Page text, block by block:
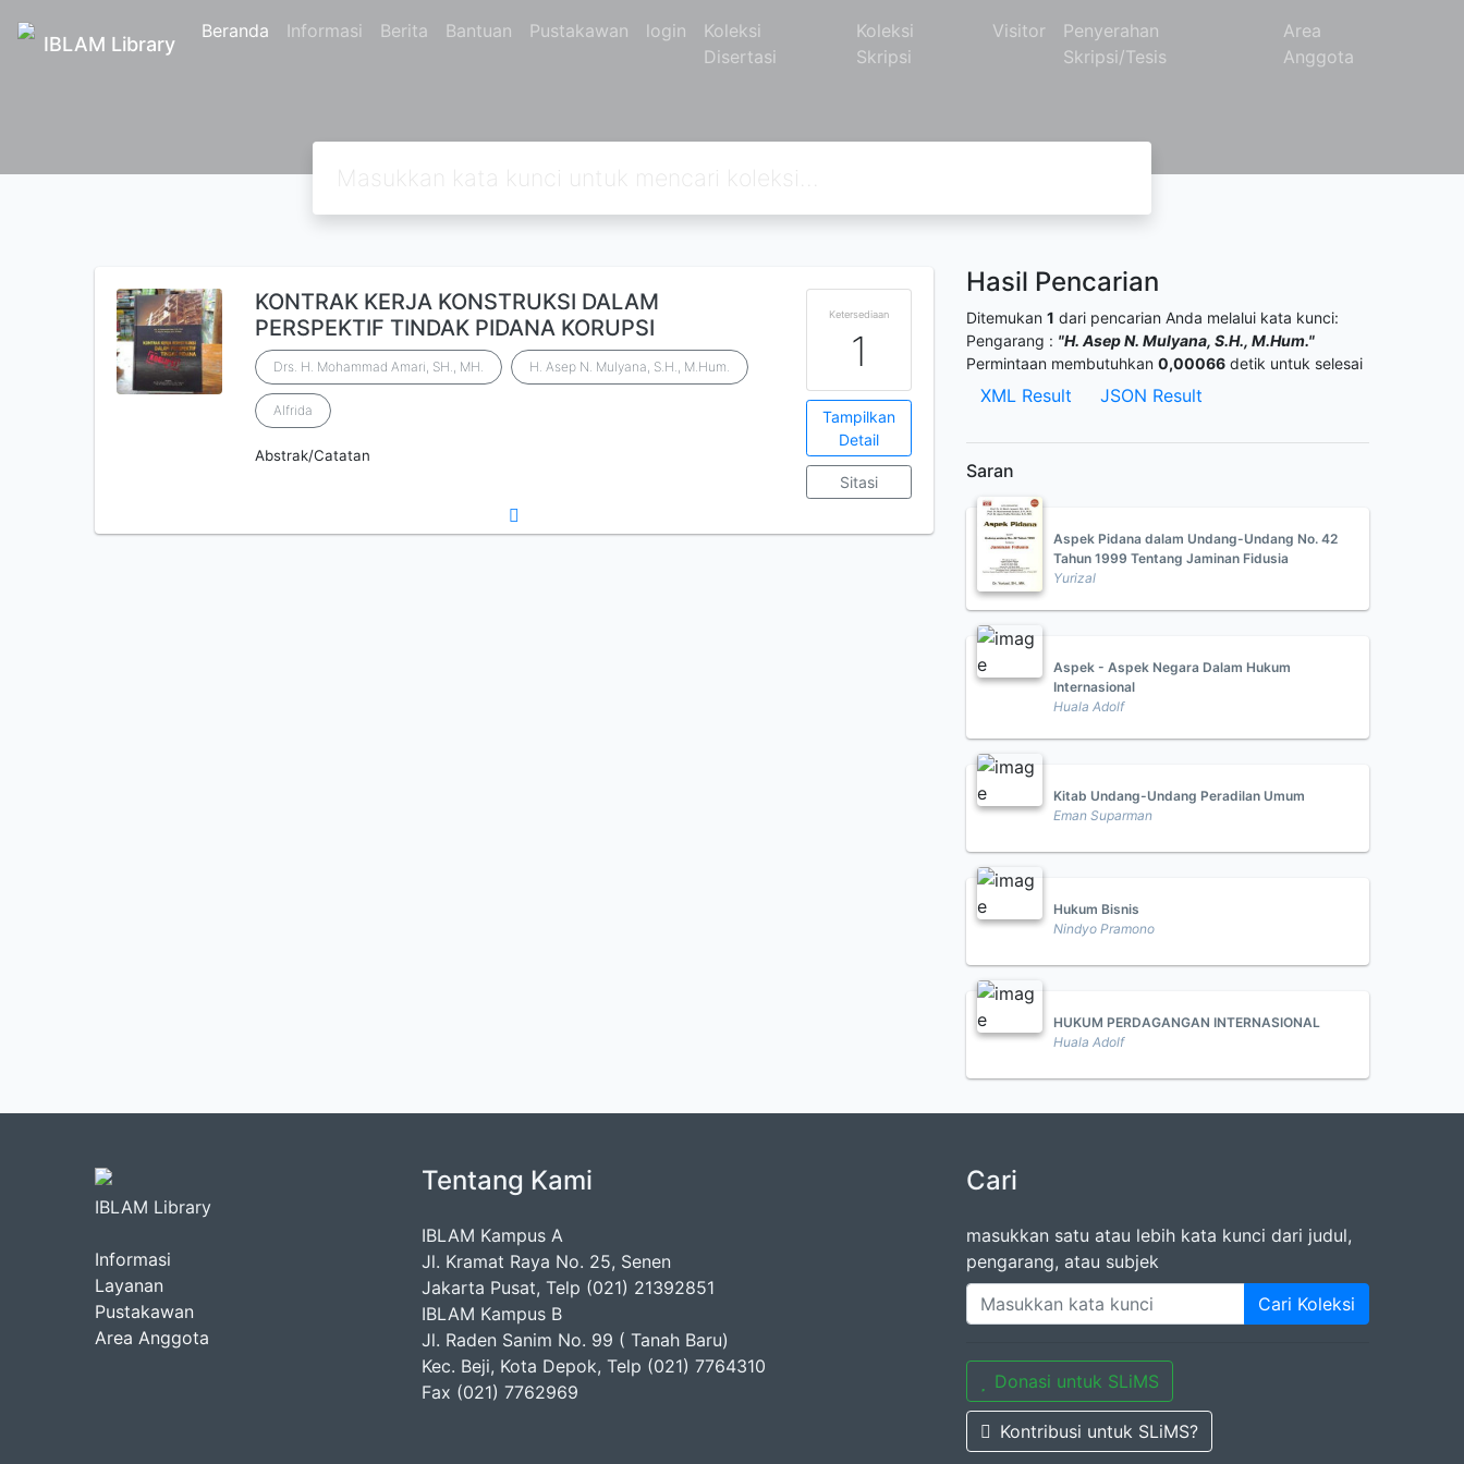
IBLAM Library
Beranda Informasi Berita Bantuan Pustakawan login
Koleksi
Disertasi
Koleksi
Skripsi
Visitor
Penyerahan
Skripsi/Tesis
Area
Anggota
KONTRAK KERJA KONSTRUKSI DALAM
PERSPEKTIF TINDAK PIDANA KORUPSI
Drs. H. Mohammad Amari, SH., MH. H. Asep N. Mulyana, S.H., M.Hum.
Alfrida
Abstrak/Catatan
Ketersediaan
1
Tampilkan
Detail
Sitasi
Hasil Pencarian
Ditemukan 1 dari pencarian Anda melalui kata kunci:
Pengarang : "H. Asep N. Mulyana, S.H., M.Hum."
Permintaan membutuhkan 0,00066 detik untuk selesai
XML Result JSON Result
Saran
Aspek Pidana dalam Undang-Undang No. 42
Tahun 1999 Tentang Jaminan Fidusia
Yurizal
Aspek - Aspek Negara Dalam Hukum
Internasional
Huala Adolf
Kitab Undang-Undang Peradilan Umum
Eman Suparman
Hukum Bisnis
Nindyo Pramono
HUKUM PERDAGANGAN INTERNASIONAL
Huala Adolf
IBLAM Library
Informasi
Layanan
Pustakawan
Area Anggota
Tentang Kami
IBLAM Kampus A
Jl. Kramat Raya No. 25, Senen
Jakarta Pusat, Telp (021) 21392851
IBLAM Kampus B
Jl. Raden Sanim No. 99 ( Tanah Baru)
Kec. Beji, Kota Depok, Telp (021) 7764310
Fax (021) 7762969
Cari
masukkan satu atau lebih kata kunci dari judul,
pengarang, atau subjek
Cari Koleksi
Donasi untuk SLiMS
Kontribusi untuk SLiMS?